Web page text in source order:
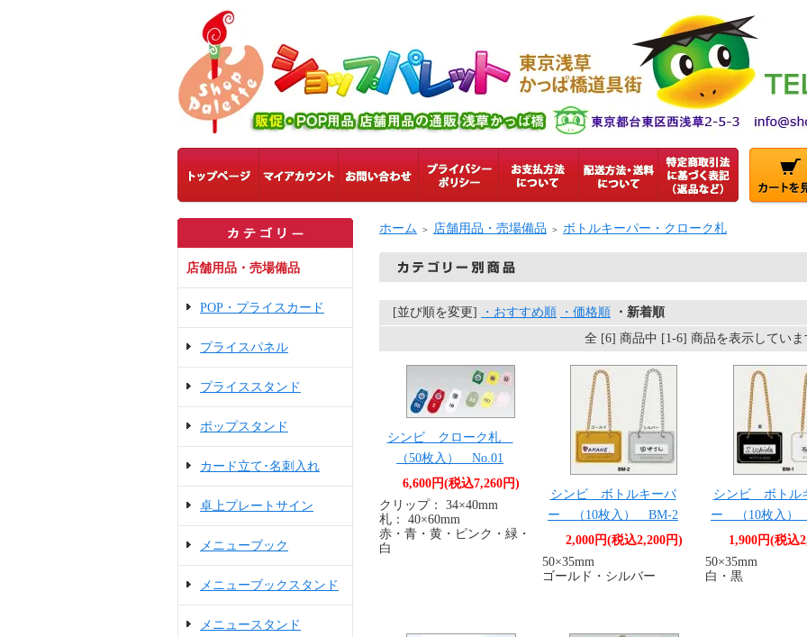
店舗用品・売場備品
POP・プライスカード
プライスパネル
プライススタンド
ポップスタンド
カード立て･名刺入れ
卓上プレートサイン
メニューブック
メニューブックスタンド
メニュースタンド
ホーム ＞ 店舗用品・売場備品 ＞ ボトルキーパー・クローク札
[並び順を変更] ・おすすめ順 ・価格順
・新着順
全 [6] 商品中 [1-6] 商品を表示していま
シンビ クローク札
（50枚入） No.01
6,600円(税込7,260円)
クリップ： 34×40mm
札： 40×60mm
赤・青・黄・ピンク・緑・
白
シンビ ボトルキーパ
ー （10枚入） BM-2
2,000円(税込2,200円)
50×35mm
ゴールド・シルバー
シンビ ボトル
ー （10枚入）
1,900円(税込
50×35mm
白・黒